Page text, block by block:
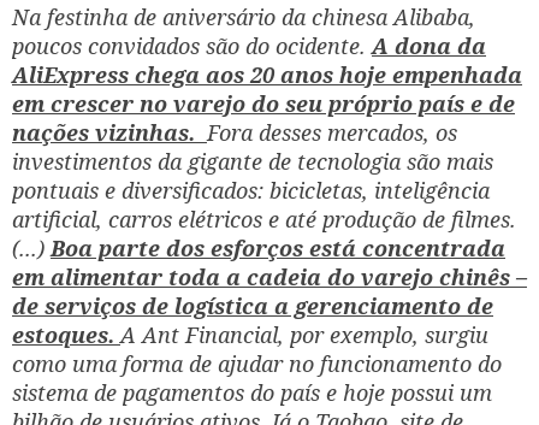
Na festinha de aniversário da chinesa Alibaba,
poucos convidados são do ocidente.A dona da
AliExpress chega aos 20 anos hoje empenhada
em crescer no varejo do seu próprio país e de
nações vizinhas. Fora desses mercados, os
investimentos da gigante de tecnologia são mais
pontuais e diversificados: bicicletas, inteligência
artificial, carros elétricos e até produção de filmes.
(...)Boa parte dos esforços está concentrada
em alimentar toda a cadeia do varejo chinês –
de serviços de logística a gerenciamento de
estoques.A Ant Financial, por exemplo, surgiu
como uma forma de ajudar no funcionamento do
sistema de pagamentos do país e hoje possui um